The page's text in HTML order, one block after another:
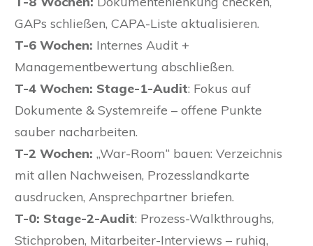
T-8 Wochen:Dokumentenlenkung checken,
GAPs schließen, CAPA-Liste aktualisieren.
T-6 Wochen:Internes Audit +
Managementbewertung abschließen.
T-4 Wochen: Stage-1-Audit: Fokus auf
Dokumente & Systemreife – offene Punkte
sauber nacharbeiten.
T-2 Wochen:„War-Room“ bauen: Verzeichnis
mit allen Nachweisen, Prozesslandkarte
ausdrucken, Ansprechpartner briefen.
T-0: Stage-2-Audit: Prozess-Walkthroughs,